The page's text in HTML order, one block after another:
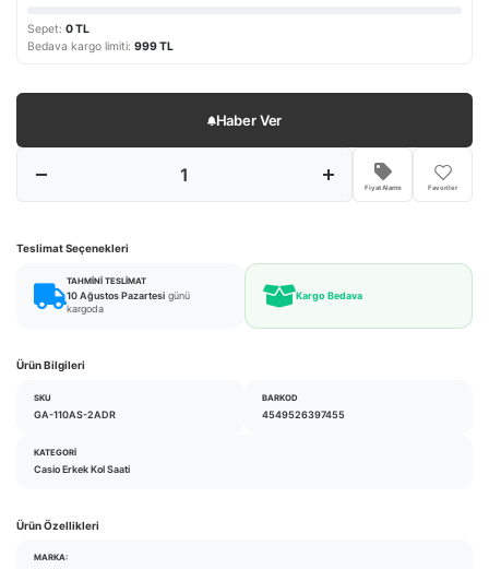
Sepet: 0 TL
Bedava kargo limiti: 999 TL
Haber Ver
Fiyat Alarmı Favoriler
Teslimat Seçenekleri
TAHMINI TESLIMAT
10 Ağustos Pazartesi günü
kargoda
Kargo Bedava
Ürün Bilgileri
SKU
GA-110AS-2ADR
BARKOD
4549526397455
KATEGORI
Casio Erkek Kol Saati
Ürün Özellikleri
MARKA: